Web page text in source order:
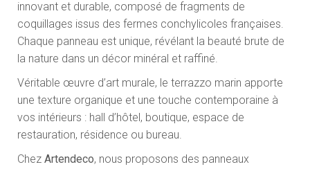
innovant et durable, composé de fragments de
coquillages issus des fermes conchylicoles françaises.
Chaque panneau est unique, révélant la beauté brute de
la nature dans un décor minéral et raffiné.
Véritable œuvre d’art murale, le terrazzo marin apporte
une texture organique et une touche contemporaine à
vos intérieurs : hall d’hôtel, boutique, espace de
restauration, résidence ou bureau.
ChezArtendeco, nous proposons des panneaux